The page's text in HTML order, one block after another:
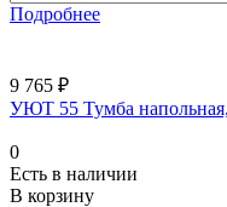
Подробнее
9 765 ₽
УЮТ 55 Тумба
0
Есть в наличии
В корзину